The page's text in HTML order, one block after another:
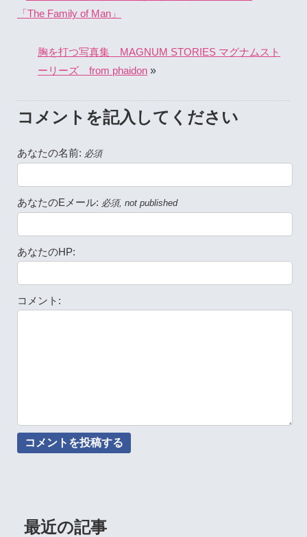
「The Family of Man」
胸を打つ写真集 MAGNUM STORIES マグナムスト
ーリーズ from phaidon »
コメントを記入してください
あなたの名前: 必須
あなたのEメール: 必須, not published
あなたのHP:
コメント:
最近の記事